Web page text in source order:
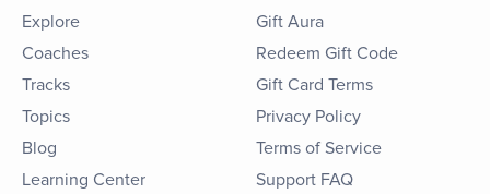
Explore
Coaches
Tracks
Topics
Blog
Learning Center
Gift Aura
Redeem Gift Code
Gift Card Terms
Privacy Policy
Terms of Service
Support FAQ